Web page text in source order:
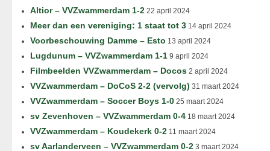
Altior – VVZwammerdam 1-2 22 april 2024
Meer dan een vereniging: 1 staat tot 3 14 april 2024
Voorbeschouwing Damme – Esto 13 april 2024
Lugdunum – VVZwammerdam 1-1 9 april 2024
Filmbeelden VVZwammerdam – Docos 2 april 2024
VVZwammerdam – DoCoS 2-2 (vervolg) 31 maart 2024
VVZwammerdam – Soccer Boys 1-0 25 maart 2024
sv Zevenhoven – VVZwammerdam 0-4 18 maart 2024
VVZwammerdam – Koudekerk 0-2 11 maart 2024
sv Aarlanderveen – VVZwammerdam 0-2 3 maart 2024